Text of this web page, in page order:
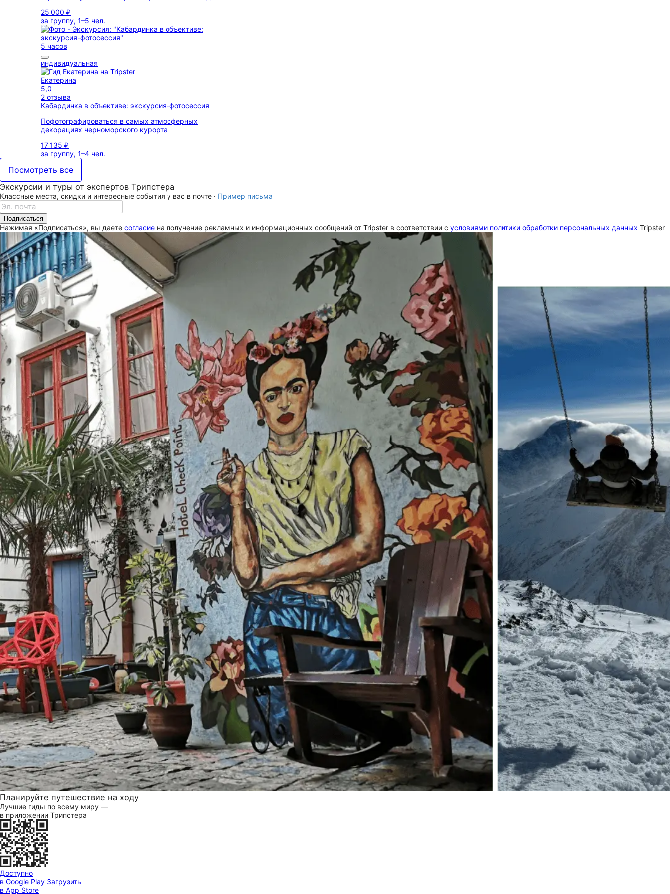
25 000 ₽
за группу, 1–5 чел.
5 часов
индивидуальная
Екатерина
5,0
2 отзыва
Кабардинка в объективе: экскурсия-фотосессия
Пофотографироваться в самых атмосферных
декорациях черноморского курорта
17 135 ₽
за группу, 1–4 чел.
Посмотреть все
Экскурсии и туры от экспертов Трипстера
Классные места, скидки и интересные события у вас в почте · Пример письма
Подписаться
Нажимая «Подписаться», вы даете согласие на получение рекламных и информационных сообщений от Tripster в соответствии c условиями политики обработки персональных данных Tripster
Планируйте путешествие на ходу
Лучшие гиды по всему миру —
в приложении Трипстера
Доступно
в Google Play Загрузить
в App Store